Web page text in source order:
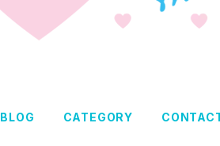
BLOG CATEGORY